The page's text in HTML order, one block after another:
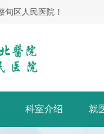
区人民医院！
科室介绍 就